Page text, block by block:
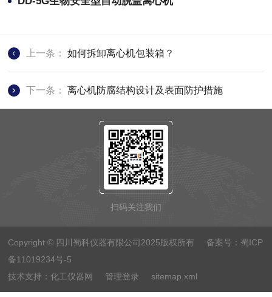
上一条：如何拆卸离心机包装箱？
下一条：离心机防腐结构设计及表面防护措施
扫码关注我们
Copyright © 四川蜀科仪器有限公司2025版权所有 备案号： 蜀ICP
备11019234号-5
技术支持：化工仪器网 管理登录 sitemap.xml